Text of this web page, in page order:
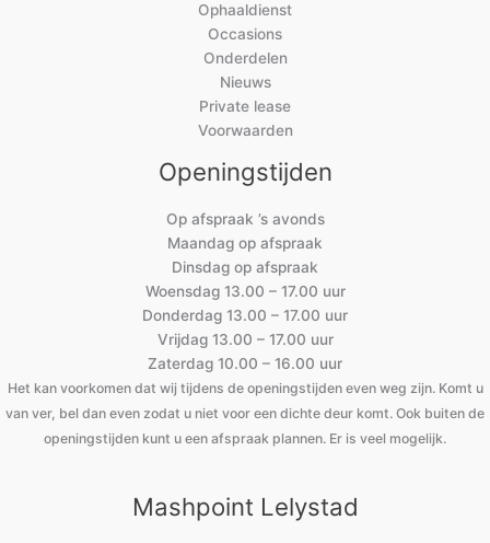
Ophaaldienst
Occasions
Onderdelen
Nieuws
Private lease
Voorwaarden
Openingstijden
Op afspraak ’s avonds
Maandag op afspraak
Dinsdag op afspraak
Woensdag 13.00 – 17.00 uur
Donderdag 13.00 – 17.00 uur
Vrijdag 13.00 – 17.00 uur
Zaterdag 10.00 – 16.00 uur
Het kan voorkomen dat wij tijdens de openingstijden even weg zijn. Komt u
van ver, bel dan even zodat u niet voor een dichte deur komt. Ook buiten de
openingstijden kunt u een afspraak plannen. Er is veel mogelijk.
Mashpoint Lelystad